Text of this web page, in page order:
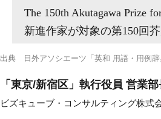
The 150th Akutagawa Prize
新進作家が対象の第150回
出典 日外アソシエーツ「英和 用語・用例
「東京/新宿区」執行役員 営業
ビズキューブ・コンサルティング株式